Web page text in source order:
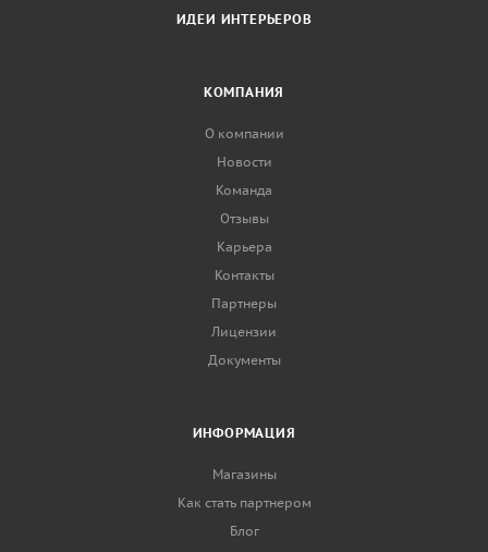
ИДЕИ ИНТЕРЬЕРОВ
КОМПАНИЯ
О компании
Новости
Команда
Отзывы
Карьера
Контакты
Партнеры
Лицензии
Документы
ИНФОРМАЦИЯ
Магазины
Как стать партнером
Блог